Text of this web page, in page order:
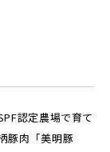
認定農場で育て
豚肉「美明豚